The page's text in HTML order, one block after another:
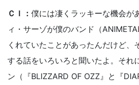
ＣＩ： 僕には凄くラッキーな機会が
ィ・サーゾが僕のバンド（
くれていたことがあったんだけど、
する話をいろいろと聞いたよ。それ
ン（『BLIZZARD OF OZZ』と『